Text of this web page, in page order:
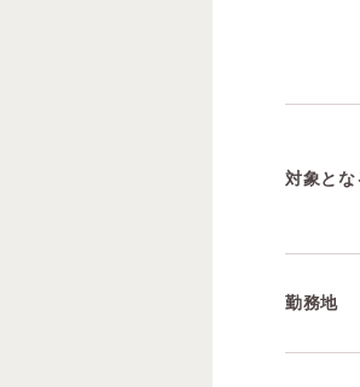
対象と
勤務地